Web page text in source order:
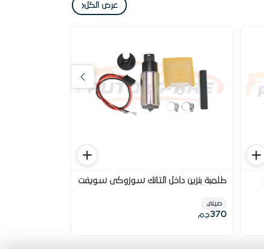
عرض الكل‹
طلمبة بنزين داخل التانك سوزوكى سويفت
صيني
370 ج.م